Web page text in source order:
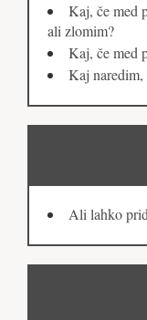
Kaj, če med
ali zlomim?
Kaj, če med
Kaj
Ali lahko